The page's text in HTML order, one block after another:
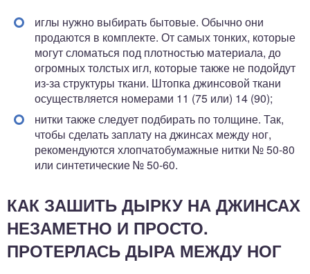
иглы нужно выбирать бытовые. Обычно они
продаются в комплекте. От самых тонких, которые
могут сломаться под плотностью материала, до
огромных толстых игл, которые также не подойдут
из-за структуры ткани. Штопка джинсовой ткани
осуществляется номерами 11 (75 или) 14 (90);
нитки также следует подбирать по толщине. Так,
чтобы сделать заплату на джинсах между ног,
рекомендуются хлопчатобумажные нитки № 50-80
или синтетические № 50-60.
КАК ЗАШИТЬ ДЫРКУ НА ДЖИНСАХ
НЕЗАМЕТНО И ПРОСТО.
ПРОТЕРЛАСЬ ДЫРА МЕЖДУ НОГ